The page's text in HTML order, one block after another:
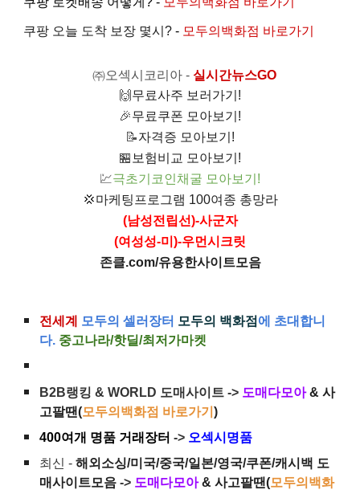
쿠팡 오늘 도착 보장 몇시? - 모두의백화점 바로가기
㈜오섹시코리아- 실시간뉴스GO
🙌 무료사주 보러가기!
🎉무료쿠폰 모아보기!
📝자격증 모아보기!
🏪 보험비교 모아보기!
💹극초기코인채굴 모아보기!
💢마케팅프로그램 100여종 총망라
(남성전립선)-사군자
(여성성-미)-우먼시크릿
존클.com/유용한사이트모음
전세계 모두의 셀러장터 모두의 백화점 에 초대합니
다. 중고나라/핫딜/최저가마켓
B2B랭킹 & WORLD 도매사이트 -> 도매다모아 & 사
고팔땐(모두의백화점 바로가기)
400여개 명품 거래장터 -> 오섹시명품
최신 -해외소싱/미국/중국/일본/영국/쿠폰/캐시백 도
매사이트모음 -> 도매다모아 & 사고팔땐(모두의백화